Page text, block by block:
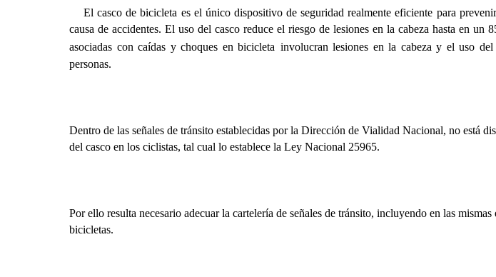
El casco de bicicleta es el único dispositivo de seguridad realmente eficiente para
causa de accidentes. El uso del casco reduce el riesgo de lesiones en la cabeza hasta en un
asociadas con caídas y choques en bicicleta involucran lesiones en la cabeza y el uso
personas.
Dentro de las señales de tránsito establecidas por la Dirección de Vialidad Nacional, no está
del casco en los ciclistas, tal cual lo establece la Ley Nacional 25965.
Por ello resulta necesario adecuar la cartelería de señales de tránsito, incluyendo en las
bicicletas.